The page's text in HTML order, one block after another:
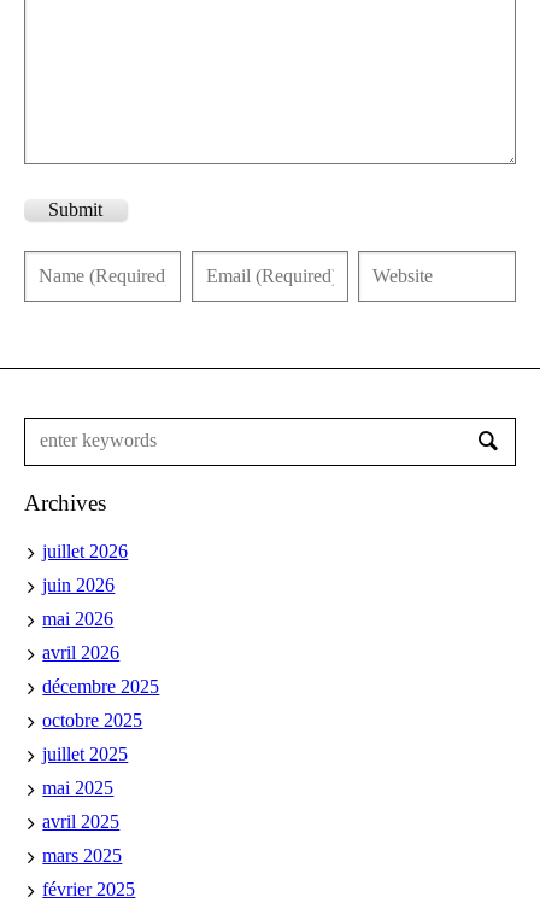
Submit
Archives
juillet 2026
juin 2026
mai 2026
avril 2026
décembre 2025
octobre 2025
juillet 2025
mai 2025
avril 2025
mars 2025
février 2025